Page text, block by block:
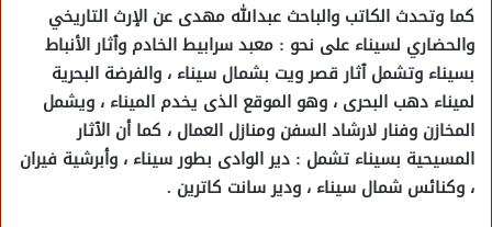
كما وتحدث الكاتب والباحث عبدالله مهدى عن الإرث التاريخي
والحضاري لسيناء على نحو : معبد سرابيط الخادم وٱثار الأنباط
بسيناء وتشمل ٱثار قصر ويت بشمال سيناء ، والفرضة البحرية
لميناء دهب البحرى ، وهو الموقع الذى يخدم الميناء ، ويشمل
المخازن وفنار لارشاد السفن ومنازل العمال ، كما أن الٱثار
المسيحية بسيناء تشمل : دير الوادى بطور سيناء ، وأبرشية فيران
، وكنائس شمال سيناء ، ودير سانت كاترين .